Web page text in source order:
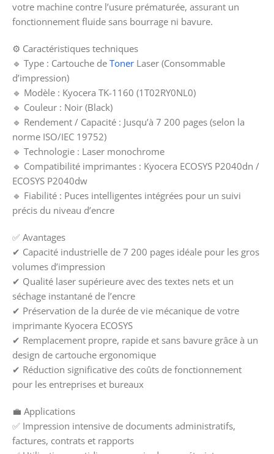
votre machine contre l’usure prématurée, assurant un
fonctionnement fluide sans bourrage ni bavure.
⚙️ Caractéristiques techniques
🔹 Type : Cartouche de Toner Laser (Consommable
d’impression)
🔹 Modèle : Kyocera TK-1160 (1T02RY0NL0)
🔹 Couleur : Noir (Black)
🔹 Rendement / Capacité : Jusqu’à 7 200 pages (selon la
norme ISO/IEC 19752)
🔹 Technologie : Laser monochrome
🔹 Compatibilité imprimantes : Kyocera ECOSYS P2040dn /
ECOSYS P2040dw
🔹 Fiabilité : Puces intelligentes intégrées pour un suivi
précis du niveau d’encre
✅ Avantages
✔ Capacité industrielle de 7 200 pages idéale pour les gros
volumes d’impression
✔ Qualité laser supérieure avec des textes nets et un
séchage instantané de l’encre
✔ Préservation de la durée de vie mécanique de votre
imprimante Kyocera ECOSYS
✔ Remplacement propre, rapide et sans bavure grâce à un
design de cartouche ergonomique
✔ Réduction significative des coûts de fonctionnement
pour les entreprises et bureaux
💼 Applications
✅ Impression intensive de documents administratifs,
factures, contrats et rapports